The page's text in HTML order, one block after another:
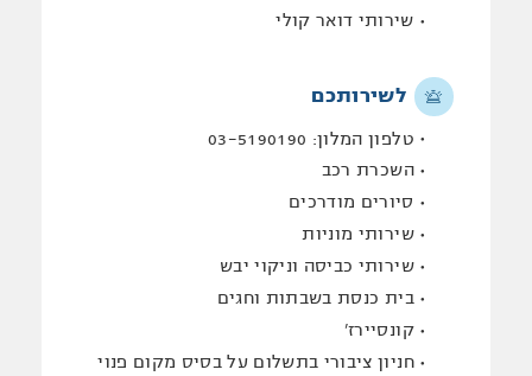
שירותי דואר קולי
לשירותכם
טלפון המלון: 03-5190190
השכרת רכב
סיורים מודרכים
שירותי מוניות
שירותי כביסה וניקוי יבש
בית כנסת בשבתות וחגים
קונסיירז'
חניון ציבורי בתשלום על בסיס מקום פנוי